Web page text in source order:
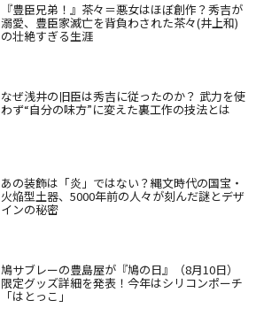
『豊臣兄弟！』茶々＝悪女はほぼ創作？秀吉が
溺愛、豊臣家滅亡を背負わされた茶々(井上和)
の壮絶すぎる生涯
なぜ浅井の旧臣は秀吉に従ったのか？ 武力を使
わず“自分の味方”に変えた裏工作の技法とは
あの装飾は「炎」ではない？縄文時代の国宝・
火焔型土器、5000年前の人々が刻んだ謎とデザ
インの秘密
鳩サブレーの豊島屋が『鳩の日』（8月10日）
限定グッズ詳細を発表！今年はシリコンポーチ
「はとっこ」